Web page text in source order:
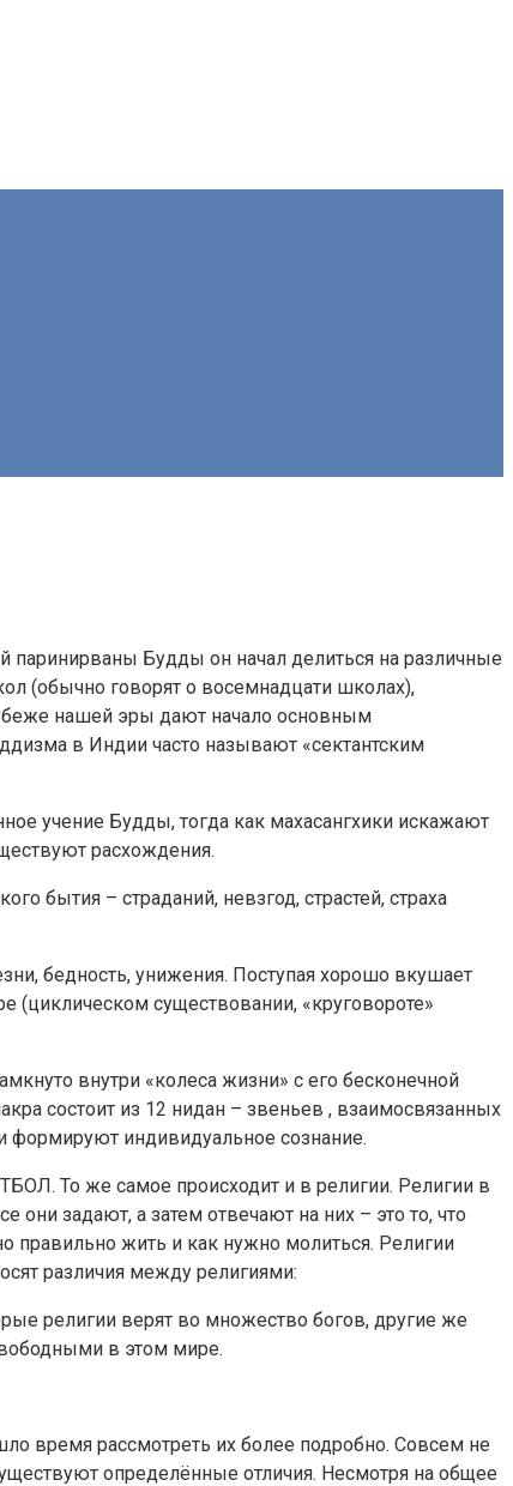
паринирваны Будды он начал делиться на различные
(обычно говорят о восемнадцати школах),
нашей эры дают начало основным
в Индии часто называют «сектантским
учение Будды, тогда как махасангхики искажают
расхождения.
бытия – страданий, невзгод, страстей, страха
бедность, унижения. Поступая хорошо вкушает
(циклическом существовании, «круговороте»
внутри «колеса жизни» с его бесконечной
состоит из 12 нидан – звеньев , взаимосвязанных
индивидуальное сознание.
То же самое происходит и в религии. Религии в
задают, а затем отвечают на них – это то, что
правильно жить и как нужно молиться. Религии
различия между религиями:
религии верят во множество богов, другие же
в этом мире.
время рассмотреть их более подробно. Совсем не
определённые отличия. Несмотря на общее